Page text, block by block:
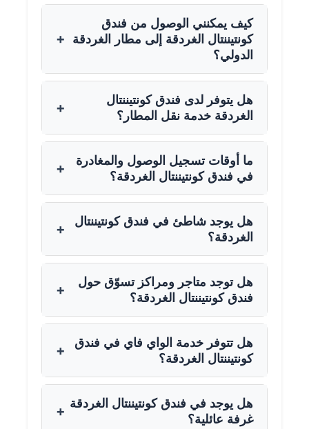
كيف يمكنني الوصول من فندق
كونتيننتال الغردقة إلى مطار الغردقة
الدولي؟
+
هل يتوفر لدى فندق كونتيننتال
الغردقة خدمة نقل المطار؟
+
ما أوقات تسجيل الوصول والمغادرة
في فندق كونتيننتال الغردقة؟
+
هل يوجد شاطئ في فندق كونتيننتال
الغردقة؟
+
هل توجد متاجر ومراكز تسوّق حول
فندق كونتيننتال الغردقة؟
+
هل تتوفر خدمة الواي فاي في فندق
كونتيننتال الغردقة؟
+
هل يوجد في فندق كونتيننتال الغردقة
غرفة عائلية؟
+